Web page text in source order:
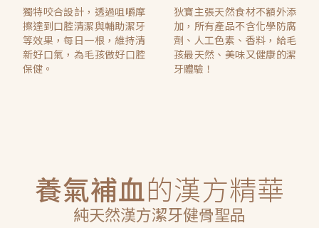
獨特咬合設計，透過咀嚼摩
擦達到口腔清潔與輔助潔牙
等效果，每日一根，維持清
新好口氣，為毛孩做好口腔
保健。
狄寶主張天然食材不額外添
加，所有產品不含化學防腐
劑、人工色素、香料，給毛
孩最天然、美味又健康的潔
牙體驗！
養氣補血的漢方精華
純天然漢方潔牙健骨聖品